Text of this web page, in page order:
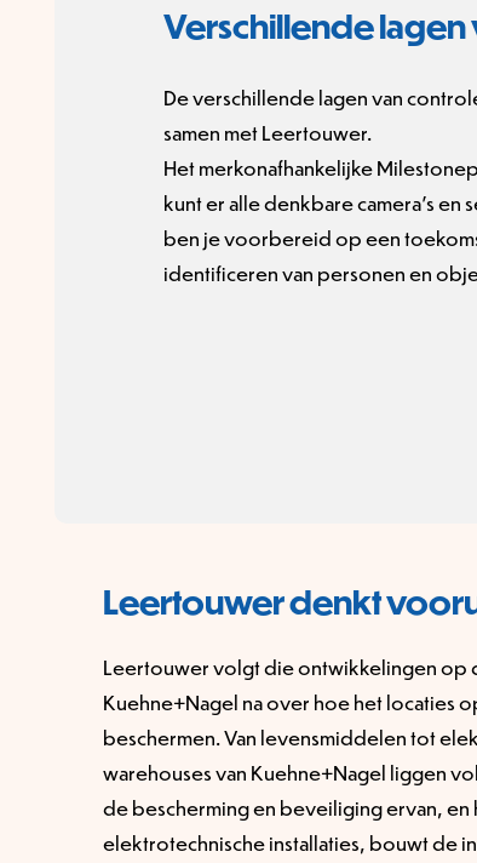
Verschillende
De verschillende lagen van
samen met Leertouwer.
Het merkonafhankelijke
kunt er alle denkbare camera’s
ben je voorbereid op een
identificeren van personen en
Leertouwer denkt
Leertouwer volgt die ontwikkelingen op
Kuehne+Nagel na over hoe het locaties
beschermen. Van levensmiddelen tot
warehouses van Kuehne+Nagel liggen
de bescherming en beveiliging ervan, en
elektrotechnische installaties, bouwt de